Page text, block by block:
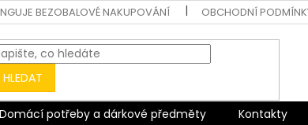
BEZOBALOVÉ NAKUPOVÁNÍ OBCHODNÍ
HLEDAT
Domácí potřeby a dárkové předměty Kontakty